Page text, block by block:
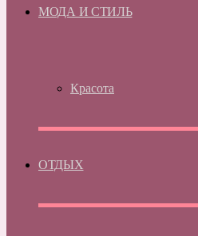
МОДА И СТИЛЬ
Красота
ОТДЫХ